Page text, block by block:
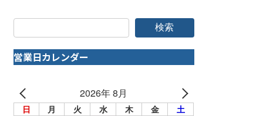
検索
営業日カレンダー
2026年 8月
日 月 火 水 木 金 土